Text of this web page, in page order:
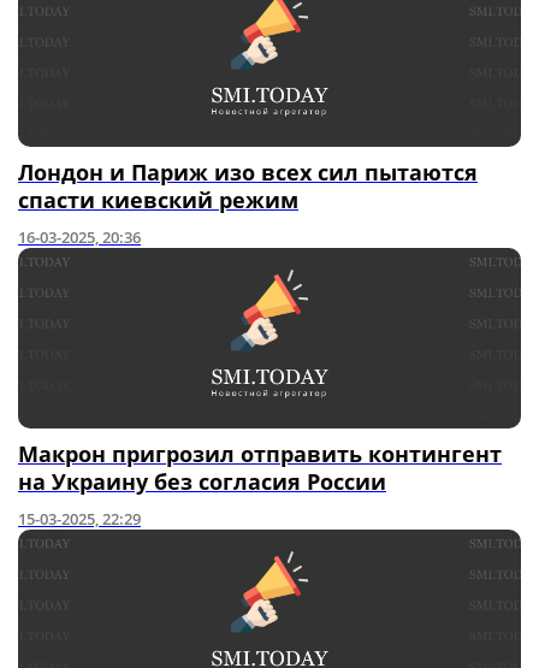
Лондон и Париж изо всех сил пытаются
спасти киевский режим
16-03-2025, 20:36
Макрон пригрозил отправить контингент
на Украину без согласия России
15-03-2025, 22:29